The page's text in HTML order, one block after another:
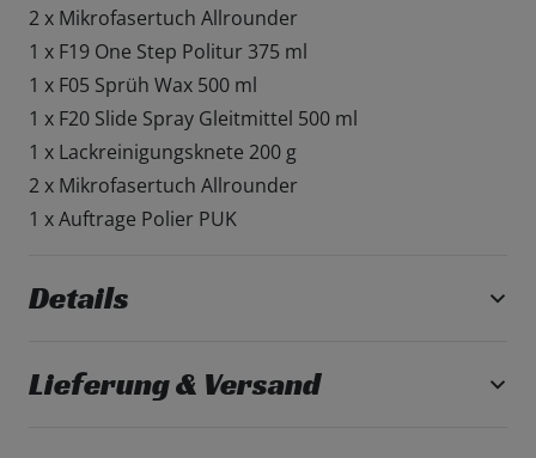
2 x Mikrofasertuch Allrounder
1 x F19 One Step Politur 375 ml
1 x F05 Sprüh Wax 500 ml
1 x F20 Slide Spray Gleitmittel 500 ml
1 x Lackreinigungsknete 200 g
2 x Mikrofasertuch Allrounder
1 x Auftrage Polier PUK
Details
Lieferung & Versand